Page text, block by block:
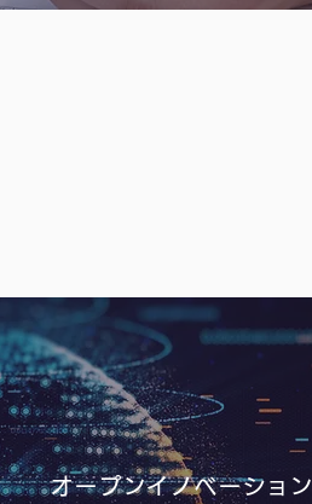
オープンイノベーション